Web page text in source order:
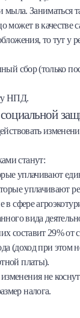
мыла. Заниматься
может в качестве
то тут у
сбор (только
НПД.
станут:
уплачивают
уплачивают
сфере
вида
составит 29% от
(доход при этом
платы).
не
налога.